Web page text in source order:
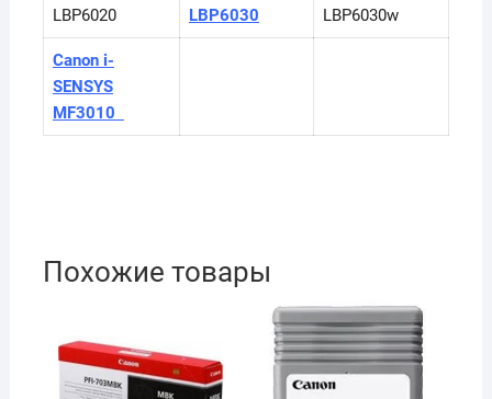
LBP6020
LBP6030
LBP6030w
Canon i-
SENSYS
MF3010
Похожие товары